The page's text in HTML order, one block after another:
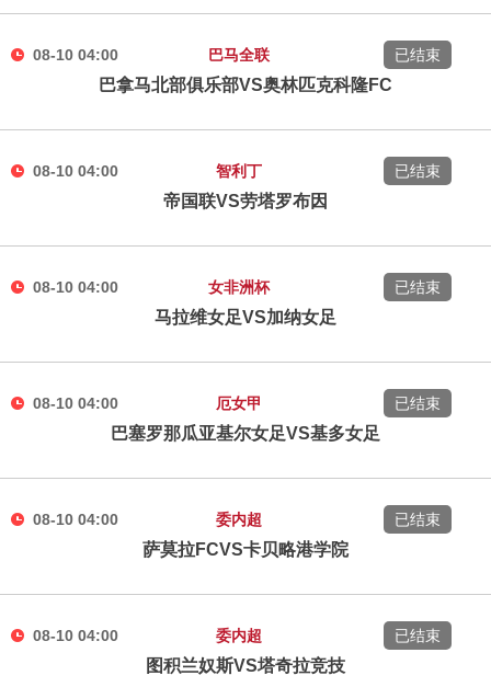
08-10 04:00 巴马全联
巴拿马北部俱乐部VS奥林匹克科隆FC
已结束
08-10 04:00 智利丁
帝国联VS劳塔罗布因
已结束
08-10 04:00 女非洲杯
马拉维女足VS加纳女足
已结束
08-10 04:00 厄女甲
巴塞罗那瓜亚基尔女足VS基多女足
已结束
08-10 04:00 委内超
萨莫拉FCVS卡贝略港学院
已结束
08-10 04:00 委内超
图积兰奴斯VS塔奇拉竞技
已结束